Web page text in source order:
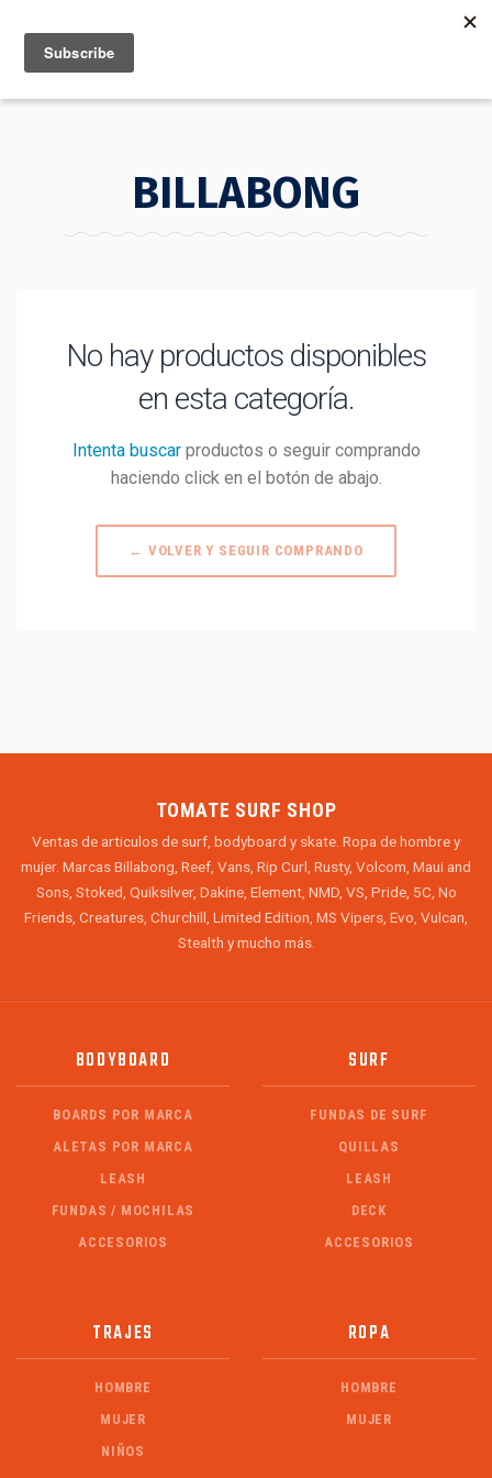
MENU
BILLABONG
No hay productos disponibles
en esta categoría.
Intenta buscarproductos o seguir comprando
haciendo click en el botón de abajo.
← VOLVER Y SEGUIR COMPRANDO
TOMATE SURF SHOP
Ventas de articulos de surf, bodyboard y skate. Ropa de hombre y
mujer. Marcas Billabong, Reef, Vans, Rip Curl, Rusty, Volcom, Maui and
Sons, Stoked, Quiksilver, Dakine, Element, NMD, VS, Pride, 5C, No
Friends, Creatures, Churchill, Limited Edition, MS Vipers, Evo, Vulcan,
Stealth y mucho más.
BODYBOARD
BOARDS POR MARCA
ALETAS POR MARCA
LEASH
FUNDAS / MOCHILAS
ACCESORIOS
SURF
FUNDAS DE SURF
QUILLAS
LEASH
DECK
ACCESORIOS
TRAJES
HOMBRE
MUJER
NIÑOS
ROPA
HOMBRE
MUJER